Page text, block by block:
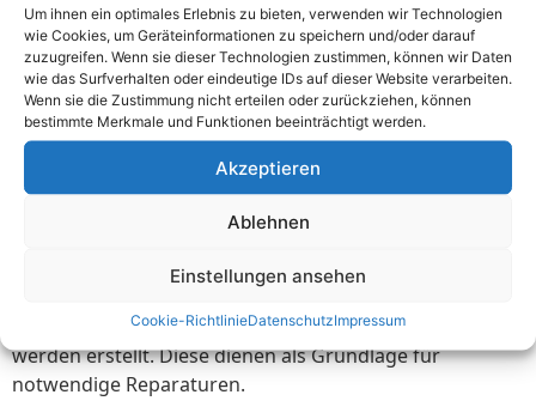
Um ihnen ein optimales Erlebnis zu bieten, verwenden wir Technologien
wie Cookies, um Geräteinformationen zu speichern und/oder darauf
zuzugreifen. Wenn sie dieser Technologien zustimmen, können wir Daten
wie das Surfverhalten oder eindeutige IDs auf dieser Website verarbeiten.
Wenn sie die Zustimmung nicht erteilen oder zurückziehen, können
bestimmte Merkmale und Funktionen beeinträchtigt werden.
Akzeptieren
Ablehnen
Einstellungen ansehen
Cookie-RichtlinieDatenschutzImpressum
Der Zeitaufwand für eine Inspektion ist ebenfalls
variabel. Kleinere Lager können in 2 bis 3 Stunden
überprüft werden. Größere Einrichtungen benötigen
mehr Zeit, oft bis zu einem ganzen Tag. Die
Inspektionen sollten gründlich durchgeführt werden,
ohne dabei die Betriebsabläufe zu stören. Vorbereitung
und Planung sind hier wichtig.
Prüfungen durchgeführt. Dazu gehören Sichtprüfungen
wird überprüft. Listen mit Mängeln und Empfehlungen
werden erstellt. Diese dienen als Grundlage für
notwendige Reparaturen.